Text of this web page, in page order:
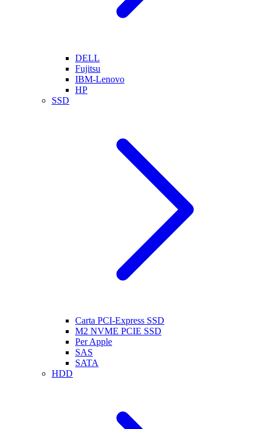
DELL
Fujitsu
IBM-Lenovo
HP
SSD
Carta PCI-Express SSD
M2 NVME PCIE SSD
Per Apple
SAS
SATA
HDD